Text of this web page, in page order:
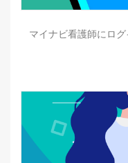
マイナビ看護師にロ